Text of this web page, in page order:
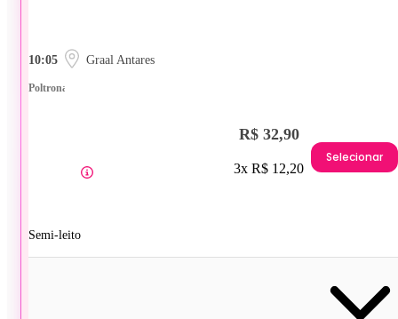
10:05 Graal Antares
Poltrona
Semi-leito
R$ 32,90
3x R$ 12,20
Selecionar